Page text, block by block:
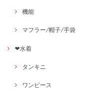
機能
マフラー/帽子/手袋
❤水着
タンキニ
ワンピース